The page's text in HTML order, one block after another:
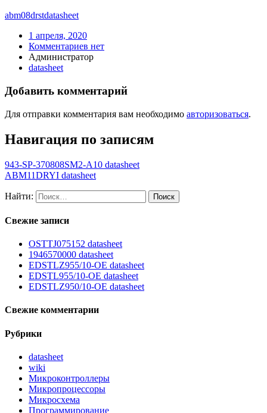
abm08drstdatasheet
1 апреля, 2020
Комментариев нет
Администратор
datasheet
Добавить комментарий
Для отправки комментария вам необходимо авторизоваться.
Навигация по записям
943-SP-370808SM2-A10 datasheet
ABM11DRYI datasheet
Найти:
Свежие записи
OSTTJ075152 datasheet
1946570000 datasheet
EDSTLZ955/10-OE datasheet
EDSTL955/10-OE datasheet
EDSTLZ950/10-OE datasheet
Свежие комментарии
Рубрики
datasheet
wiki
Микроконтроллеры
Микропроцессоры
Микросхема
Программирование